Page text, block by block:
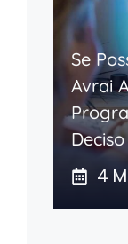
Se
Avrai
Deciso
4